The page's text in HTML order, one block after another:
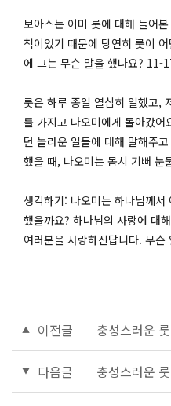
보아스는 이미 룻에 대해 들어
척이었기 때문에 당연히 룻이
에 그는 무슨 말을 했나요? 11-
룻은 하루 종일 열심히 일했고,
를 가지고 나오미에게 돌아갔
던 놀라운 일들에 대해 말해주
했을 때, 나오미는 몹시 기뻐 눈
생각하기: 나오미는 하나님께
했을까요? 하나님의 사랑에 대
여러분을 사랑하신답니다. 무슨
이전글 충성스러운
다음글 충성스러운